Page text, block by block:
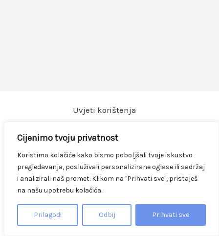
Cijenimo tvoju privatnost
Koristimo kolačiće kako bismo poboljšali tvoje iskustvo
pregledavanja, posluživali personalizirane oglase ili sadržaj
i analizirali naš promet. Klikom na "Prihvati sve", pristaješ
na našu upotrebu kolačića.
Prilagodi Odbij Prihvati sve
Uvjeti korištenja
Dokumenti
2026 © Auretis Požega d.o.o.
Facebook
TikTok